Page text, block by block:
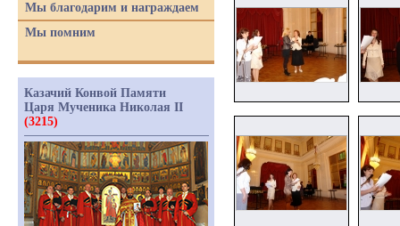
Мы благодарим и награждаем
Мы помним
Казачий Конвой Памяти
Царя Мученика Николая II
(3215)